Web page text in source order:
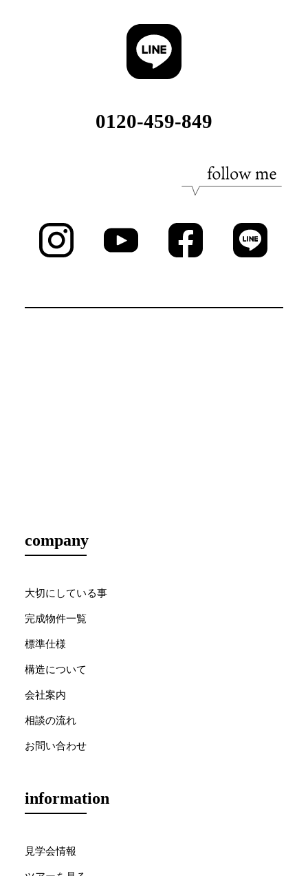
0120-459-849
company
大切にしている事
完成物件一覧
標準仕様
構造について
会社案内
相談の流れ
お問い合わせ
information
見学会情報